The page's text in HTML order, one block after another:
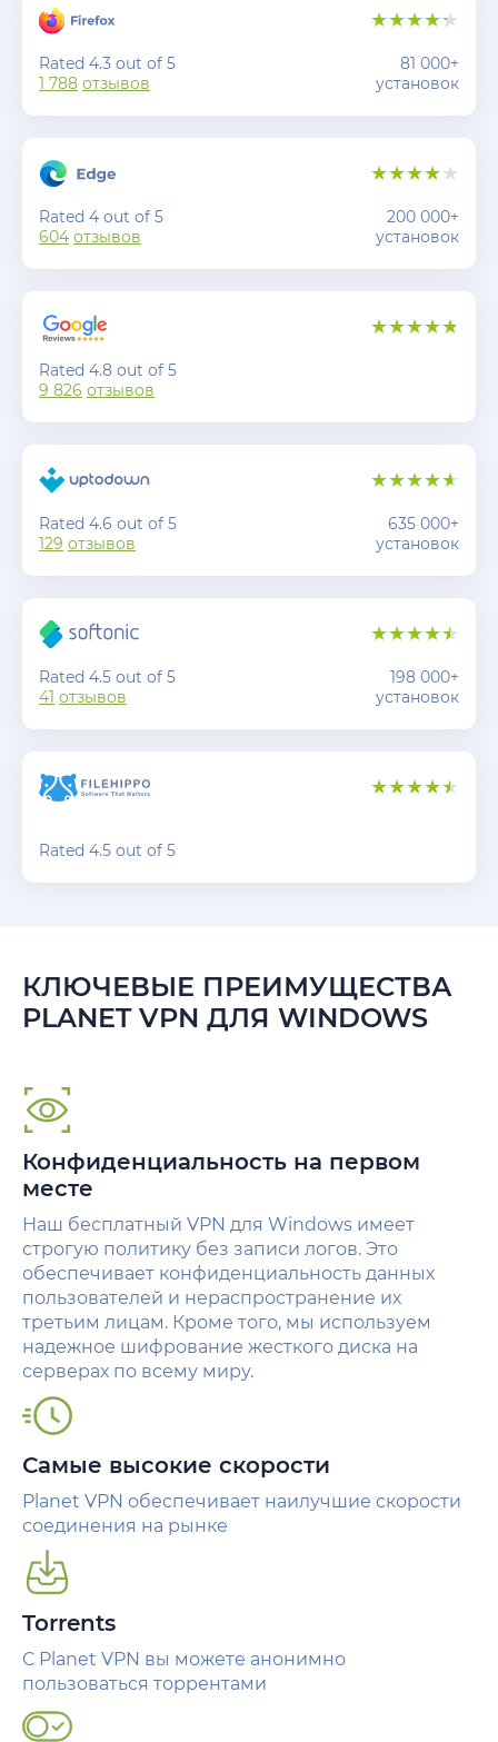
Rated 4.3 out of 5
1 788 отзывов
81 000+
установок
Rated 4 out of 5
604 отзывов
200 000+
установок
Rated 4.8 out of 5
9 826 отзывов
Rated 4.6 out of 5
129 отзывов
635 000+
установок
Rated 4.5 out of 5
41 отзывов
198 000+
установок
Rated 4.5 out of 5
КЛЮЧЕВЫЕ ПРЕИМУЩЕСТВА
PLANET VPN ДЛЯ WINDOWS
Конфиденциальность на первом
месте
Наш бесплатный VPN для Windows имеет
строгую политику без записи логов. Это
обеспечивает конфиденциальность данных
пользователей и нераспространение их
третьим лицам. Кроме того, мы используем
надежное шифрование жесткого диска на
серверах по всему миру.
Самые высокие скорости
Planet VPN обеспечивает наилучшие скорости
соединения на рынке
Torrents
С Planet VPN вы можете анонимно
пользоваться торрентами